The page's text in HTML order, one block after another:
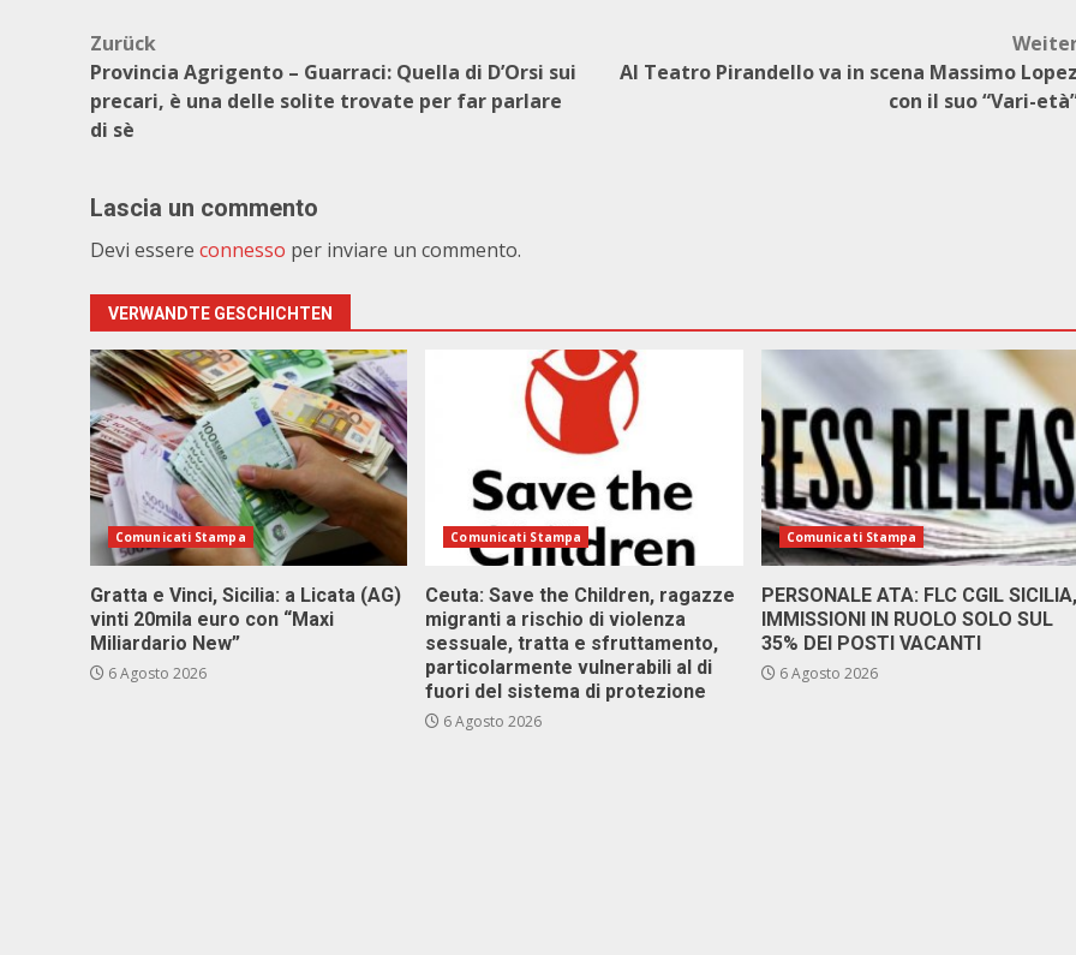
Beitragsnavigation
Zurück
Provincia Agrigento – Guarraci: Quella di D’Orsi sui
precari, è una delle solite trovate per far parlare
di sè
Al Teatro Pirandello va in scena Massimo
con il suo “Vari-
Lascia un commento
Devi essere connesso per inviare un commento.
VERWANDTE GESCHICHTEN
Comunicati Stampa
Gratta e Vinci, Sicilia: a Licata (AG)
vinti 20mila euro con “Maxi
Miliardario New”
6 Agosto 2026
Comunicati Stampa
Ceuta: Save the Children, ragazze
migranti a rischio di violenza
sessuale, tratta e sfruttamento,
particolarmente vulnerabili al di
fuori del sistema di protezione
6 Agosto 2026
Comunicati Stampa
PERSONALE ATA: FLC CGIL SICILIA,
IMMISSIONI IN RUOLO SOLO SUL
35% DEI POSTI VACANTI
6 Agosto 2026